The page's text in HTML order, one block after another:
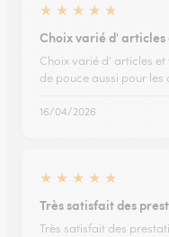
★ ★ ★ ★ ★
Choix varié d'
Choix varié d' articles
de pouce aussi pour les
16/04/2026
★ ★ ★ ★ ★
Très satisfait des
Très satisfait des